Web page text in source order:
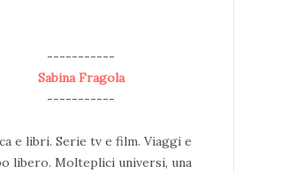
-----------
Sabina Fragola
-----------
e libri. Serie tv e film. Viaggi e
libero. Molteplici universi, una